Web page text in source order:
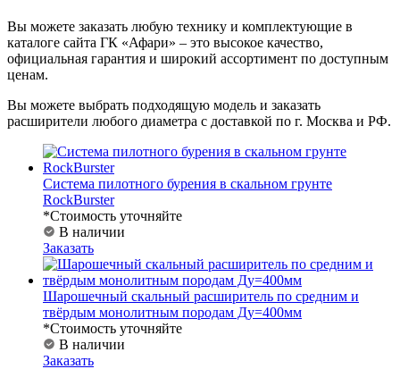
Вы можете заказать любую технику и комплектующие в
каталоге сайта ГК «Афари» – это высокое качество,
официальная гарантия и широкий ассортимент по доступным
ценам.
Вы можете выбрать подходящую модель и заказать
расширители любого диаметра с доставкой по г. Москва и РФ.
Система пилотного бурения в скальном грунте
RockBurster
*Стоимость уточняйте
В наличии
Заказать
Шарошечный скальный расширитель по средним и
твёрдым монолитным породам Ду=400мм
*Стоимость уточняйте
В наличии
Заказать